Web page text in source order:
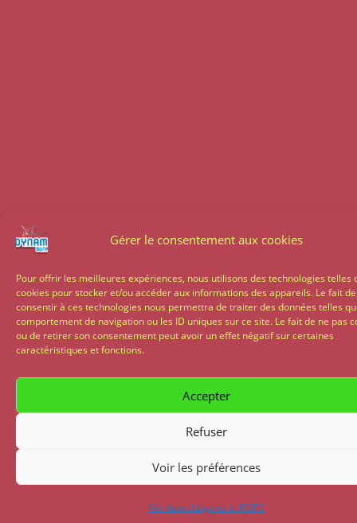
Gérer le consentement aux cookies
Pour offrir les meilleures expériences, nous utilisons des technologies telles
cookies pour stocker et/ou accéder aux informations des appareils. Le fait de
consentir à ces technologies nous permettra de traiter des données telles
comportement de navigation ou les ID uniques sur ce site. Le fait de ne pas
ou de retirer son consentement peut avoir un effet négatif sur certaines
caractéristiques et fonctions.
Accepter
Refuser
Voir les préférences
Mentions Légales et RGPD